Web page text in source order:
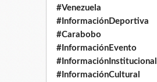
#Venezuela
#InformaciónDeportiva
#Carabobo
#InformaciónEvento
#InformaciónInstitucional
#InformaciónCultural